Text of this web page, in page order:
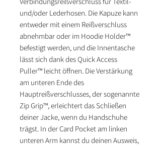
und/oder Lederhosen. Die Kapuze kann
entweder mit einem Reißverschluss
abnehmbar oder im Hoodie Holder™
befestigt werden, und die Innentasche
lässt sich dank des Quick Access
Puller™ leicht öffnen. Die Verstärkung
am unteren Ende des
Hauptreißverschlusses, der sogenannte
Zip Grip™, erleichtert das Schließen
deiner Jacke, wenn du Handschuhe
trägst. In der Card Pocket am linken
unteren Arm kannst du deinen Ausweis,